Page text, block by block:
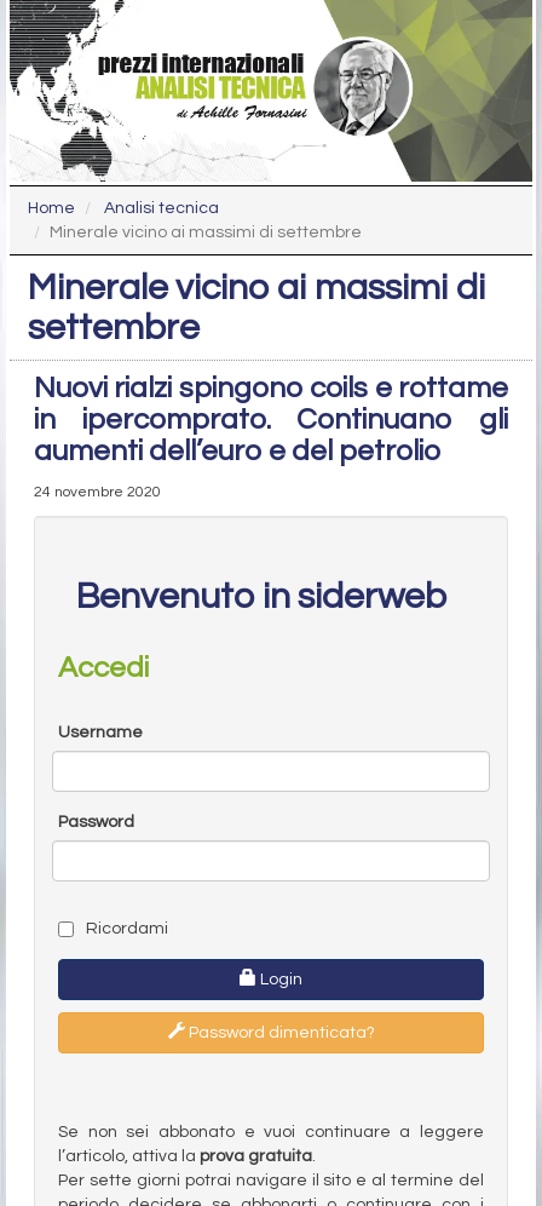
Home
Analisi tecnica
Minerale vicino ai massimi di settembre
Minerale vicino ai massimi di
settembre
Nuovi rialzi spingono coils e rottame
in ipercomprato. Continuano gli
aumenti dell’euro e del petrolio
24 novembre 2020
Benvenuto in siderweb
Accedi
Username
Password
Ricordami
Login
Password dimenticata?
Se non sei abbonato e vuoi continuare a leggere
l’articolo, attiva la prova gratuita.
Per sette giorni potrai navigare il sito e al termine del